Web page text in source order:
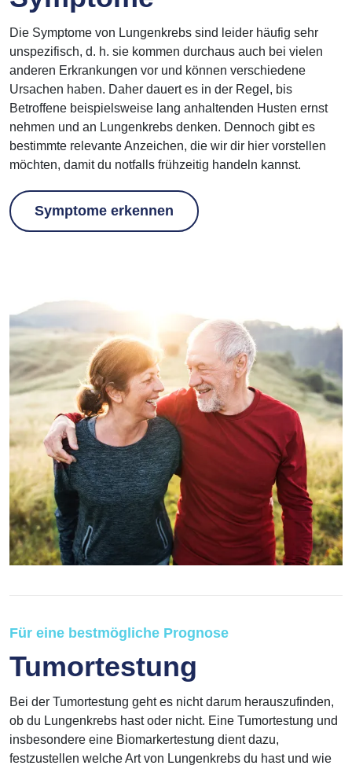
Die Symptome von Lungenkrebs sind leider häufig sehr
unspezifisch, d. h. sie kommen durchaus auch bei vielen
anderen Erkrankungen vor und können verschiedene
Ursachen haben. Daher dauert es in der Regel, bis
Betroffene beispielsweise lang anhaltenden Husten ernst
nehmen und an Lungenkrebs denken. Dennoch gibt es
bestimmte relevante Anzeichen, die wir dir hier vorstellen
möchten, damit du notfalls frühzeitig handeln kannst.
Symptome erkennen
Für eine bestmögliche Prognose
Tumortestung
Bei der Tumortestung geht es nicht darum herauszufinden,
ob du Lungenkrebs hast oder nicht. Eine Tumortestung und
insbesondere eine Biomarkertestung dient dazu,
festzustellen welche Art von Lungenkrebs du hast und wie